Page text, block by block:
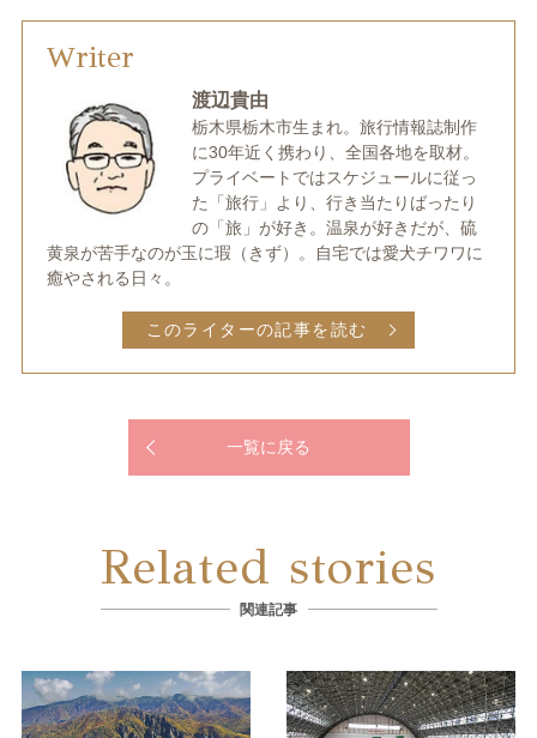
Writer
渡辺貴由
栃木県栃木市生まれ。旅行情報誌制作
に30年近く携わり、全国各地を取材。
プライベートではスケジュールに従っ
た「旅行」より、行き当たりばったり
の「旅」が好き。温泉が好きだが、硫
黄泉が苦手なのが玉に瑕（きず）。自宅では愛犬チワワに
癒やされる日々。
このライターの記事を読む
一覧に戻る
Related stories
関連記事